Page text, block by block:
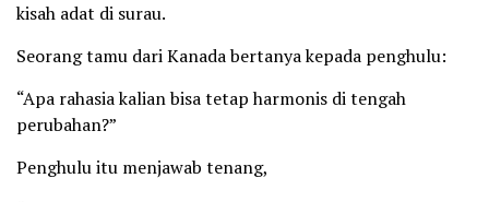
kisah adat di surau.
Seorang tamu dari Kanada bertanya kepada penghulu:
“Apa rahasia kalian bisa tetap harmonis di tengah
perubahan?”
Penghulu itu menjawab tenang,